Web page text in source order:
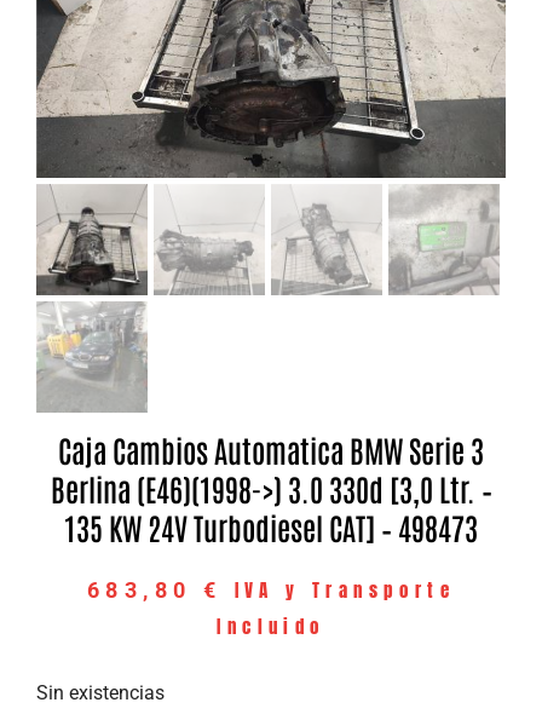
Caja Cambios Automatica BMW Serie 3
Berlina (E46)(1998->) 3.0 330d [3,0 Ltr. –
135 KW 24V Turbodiesel CAT] – 498473
683,80 €
IVA y Transporte
Incluido
Sin existencias